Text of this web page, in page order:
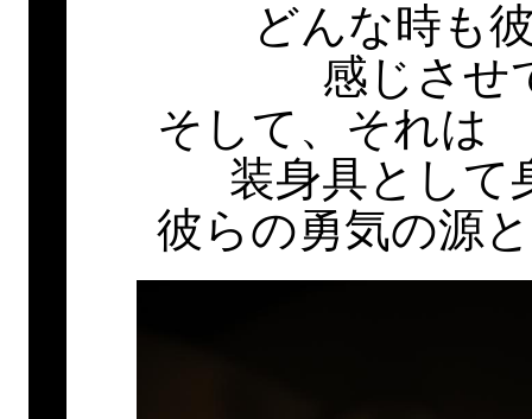
どんな時も
感じさせ
そして、それは
装身具として
彼らの勇気の源